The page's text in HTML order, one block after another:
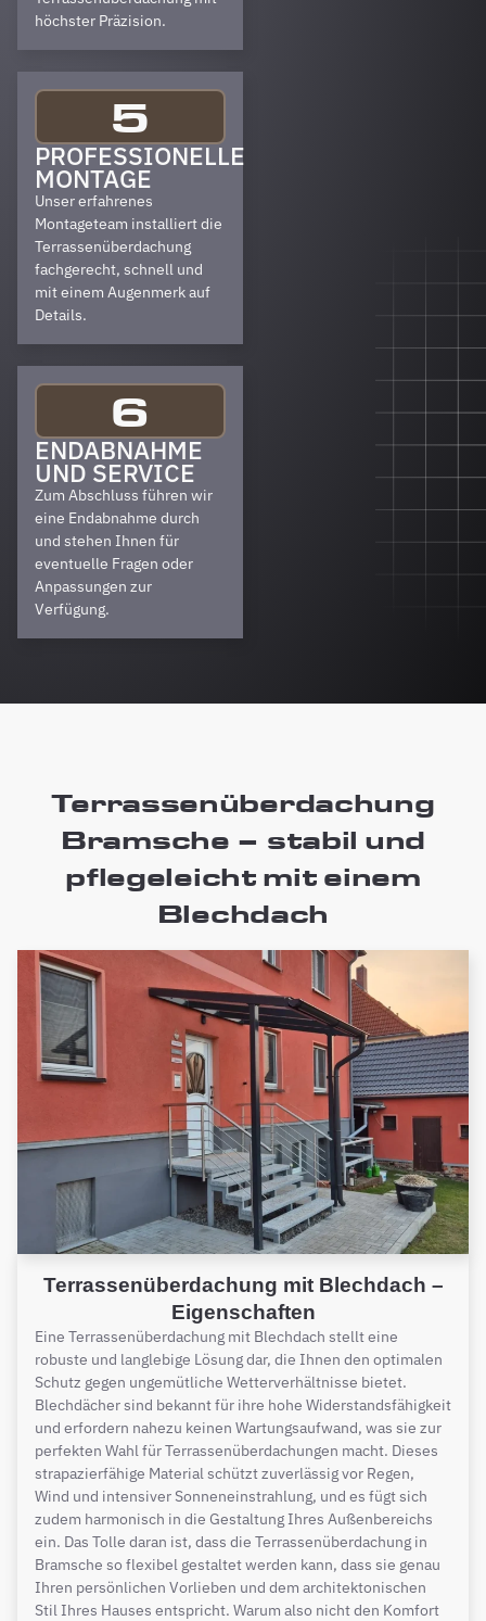
höchster Präzision.
5
PROFESSIONELLE
MONTAGE
Unser erfahrenes
Montageteam installiert die
Terrassenüberdachung
fachgerecht, schnell und
mit einem Augenmerk auf
Details.
6
ENDABNAHME
UND SERVICE
Zum Abschluss führen wir
eine Endabnahme durch
und stehen Ihnen für
eventuelle Fragen oder
Anpassungen zur
Verfügung.
Terrassenüberdachung
Bramsche – stabil und
pflegeleicht mit einem
Blechdach
Terrassenüberdachung mit Blechdach –
Eigenschaften
Eine Terrassenüberdachung mit Blechdach stellt eine
robuste und langlebige Lösung dar, die Ihnen den optimalen
Schutz gegen ungemütliche Wetterverhältnisse bietet.
Blechdächer sind bekannt für ihre hohe Widerstandsfähigkeit
und erfordern nahezu keinen Wartungsaufwand, was sie zur
perfekten Wahl für Terrassenüberdachungen macht. Dieses
strapazierfähige Material schützt zuverlässig vor Regen,
Wind und intensiver Sonneneinstrahlung, und es fügt sich
zudem harmonisch in die Gestaltung Ihres Außenbereichs
ein. Das Tolle daran ist, dass die Terrassenüberdachung in
Bramsche so flexibel gestaltet werden kann, dass sie genau
Ihren persönlichen Vorlieben und dem architektonischen
Stil Ihres Hauses entspricht. Warum also nicht den Komfort